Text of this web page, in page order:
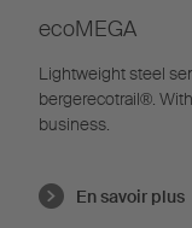
ecoMEGA
Lightweight steel
bergerecotrail®.
business.
En savoir plus